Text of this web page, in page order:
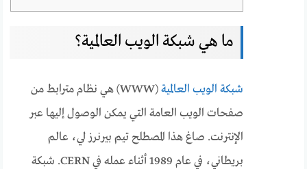
ما هي شبكة الويب العالمية؟
شبكة الويب العالمية
(WWW) هي نظام مترابط من
صفحات الويب العامة التي يمكن الوصول إليها عبر
الإنترنت. صاغ هذا المصطلح تيم بيرنرز لي، عالم
بريطاني، في عام 1989 أثناء عمله في CERN. شبكة